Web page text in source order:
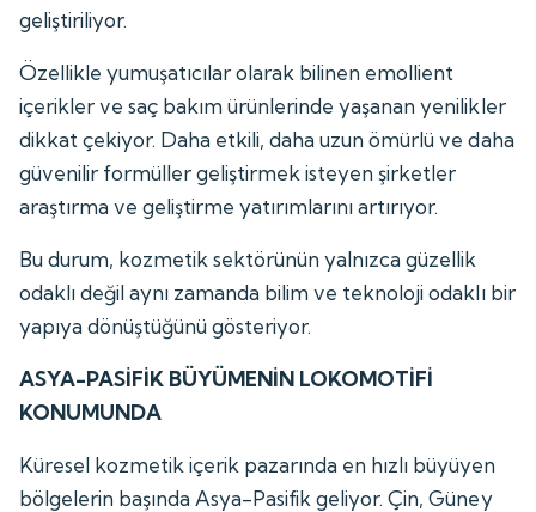
geliştiriliyor.
Özellikle yumuşatıcılar olarak bilinen emollient
içerikler ve saç bakım ürünlerinde yaşanan yenilikler
dikkat çekiyor. Daha etkili, daha uzun ömürlü ve daha
güvenilir formüller geliştirmek isteyen şirketler
araştırma ve geliştirme yatırımlarını artırıyor.
Bu durum, kozmetik sektörünün yalnızca güzellik
odaklı değil aynı zamanda bilim ve teknoloji odaklı bir
yapıya dönüştüğünü gösteriyor.
ASYA-PASİFİK BÜYÜMENİN LOKOMOTİFİ
KONUMUNDA
Küresel kozmetik içerik pazarında en hızlı büyüyen
bölgelerin başında Asya-Pasifik geliyor. Çin, Güney